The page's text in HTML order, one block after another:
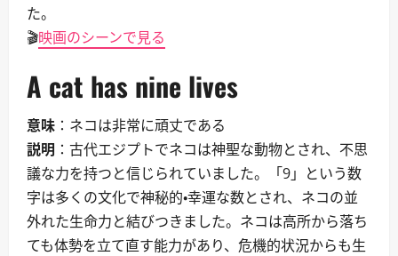
た。
🎬映画のシーンで見る
A cat has nine lives
意味 ：ネコは非常に頑丈である
説明 ：古代エジプトでネコは神聖な動物とされ、不思
議な力を持つと信じられていました。「9」という数
字は多くの文化で神秘的・幸運な数とされ、ネコの並
外れた生命力と結びつきました。ネコは高所から落ち
ても体勢を立て直す能力があり、危機的状況からも生